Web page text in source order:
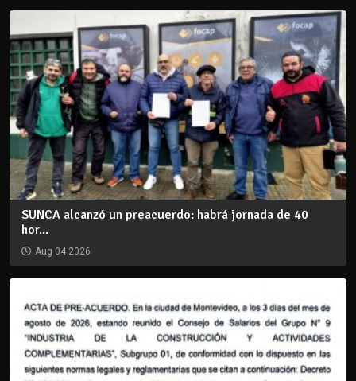
SUNCA alcanzó un preacuerdo: habrá jornada de 40
hor...
Aug 04 2026